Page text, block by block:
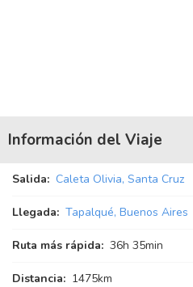
Información del Viaje
Salida: Caleta Olivia, Santa Cruz
Llegada: Tapalqué, Buenos Aires
Ruta más rápida: 36h 35min
Distancia: 1475km